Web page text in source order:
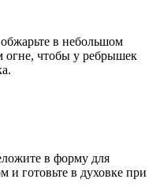
в небольшом
огне, чтобы у ребрышек
в форму для
и готовьте в духовке при